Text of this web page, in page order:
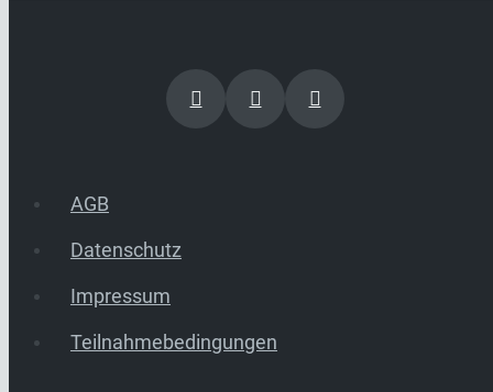
AGB
Datenschutz
Impressum
Teilnahmebedingungen